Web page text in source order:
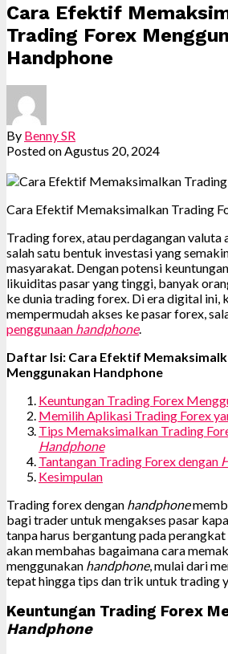
Cara Efektif
Trading Forex
Handphone
By Benny SR
Posted on Agustus 20, 2024
Cara Efektif Memaksimalkan Trading
Trading forex, atau perdagangan valuta
salah satu bentuk investasi yang
masyarakat. Dengan potensi
likuiditas pasar yang tinggi, banyak
ke dunia trading forex. Di era digital ini,
mempermudah akses ke pasar forex,
penggunaan handphone.
Daftar Isi: Cara Efektif
Menggunakan Handphone
Keuntungan Trading Forex
Memilih Aplikasi Trading Forex
Tips Memaksimalkan Trading
Handphone
Tantangan Trading Forex dengan
Kesimpulan
Trading forex dengan handphone
bagi trader untuk mengakses pasar
tanpa harus bergantung pada
akan membahas bagaimana cara
menggunakan handphone, mulai dari
tepat hingga tips dan trik untuk trading
Keuntungan Trading Forex
Handphone